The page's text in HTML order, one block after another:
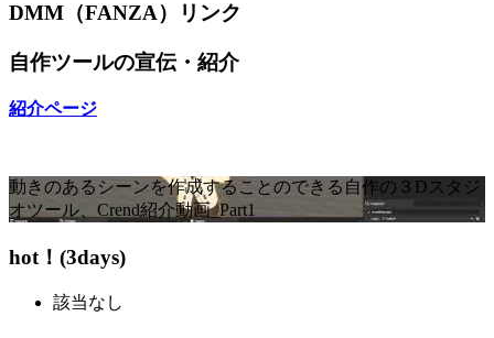
DMM（FANZA）リンク
自作ツールの宣伝・紹介
紹介ページ
動きのあるシーンを作成することのできる自作の３Dスタジ
オツール、Crend紹介動画_Part1
hot！(3days)
該当なし